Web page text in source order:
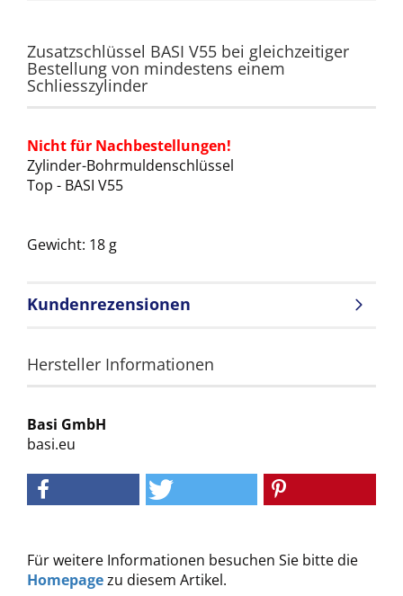
Zusatzschlüssel BASI V55 bei gleichzeitiger
Bestellung von mindestens einem
Schliesszylinder
Nicht für Nachbestellungen!
Zylinder-Bohrmuldenschlüssel
Top - BASI V55
Gewicht: 18 g
Kundenrezensionen
Hersteller Informationen
Basi GmbH
basi.eu
Für weitere Informationen besuchen Sie bitte die
Homepagezu diesem Artikel.